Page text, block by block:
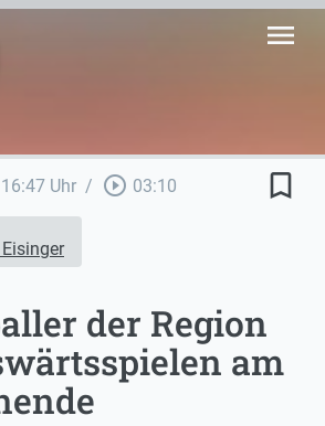
menu
16:47 Uhr / play_circle_outline 03:10 bookmark_border
der Region
am